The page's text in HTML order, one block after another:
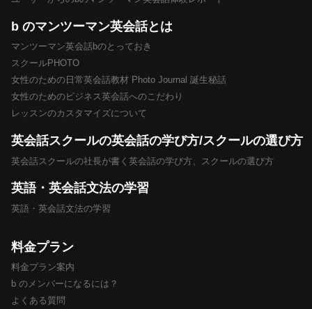
b のマンツーマン英会話とは
マンツーマン英会話bのとっておき
スクールPHOTO
女性のための日常英会話教材 Photo Journal 誕生秘話
女性のためのビジネス英会話へのこだわり
レッスンのカスタマイズについて
英会話スクールの英会話の学び方/スクールの選び方
英会話スクールの社長が書く英会話の学び方、スクールの選び方
英語・英会話文法の学習
英語・英会話文法の学習
料金プラン
料金プラン案内
b のメンバーになるには？
よくある質問